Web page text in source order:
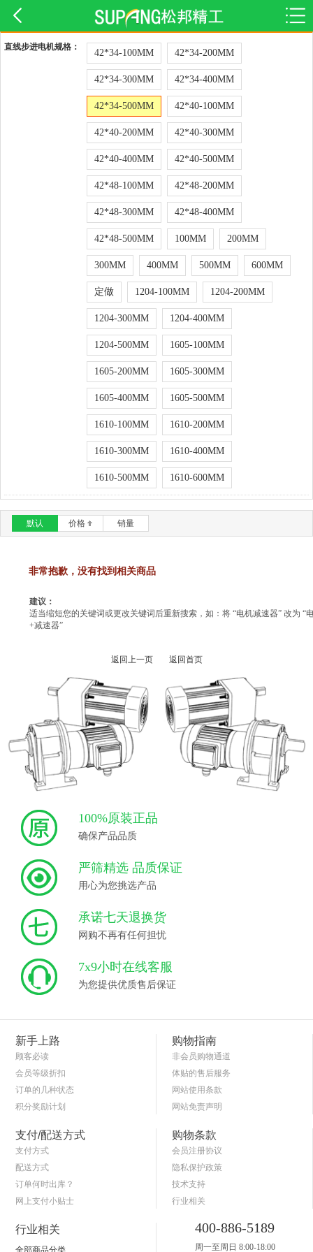
直线步进电机规格：
42*34-100MM 42*34-200MM
42*34-300MM 42*34-400MM
42*34-500MM 42*40-100MM
42*40-200MM 42*40-300MM
42*40-400MM 42*40-500MM
42*48-100MM 42*48-200MM
42*48-300MM 42*48-400MM
42*48-500MM 100MM 200MM
300MM 400MM 500MM 600MM
定做 1204-100MM 1204-200MM
1204-300MM 1204-400MM
1204-500MM 1605-100MM
1605-200MM 1605-300MM
1605-400MM 1605-500MM
1610-100MM 1610-200MM
1610-300MM 1610-400MM
1610-500MM 1610-600MM
默认 价格 销量
非常抱歉，没有找到相关商品
建议：
适当缩短您的关键词或更改关键词后重新搜索，如：将 “电机减速器” 改为 “
+减速器”
返回上一页 返回首页
100%原装正品
确保产品品质
严筛精选 品质保证
用心为您挑选产品
承诺七天退换货
网购不再有任何担忧
7x9小时在线客服
为您提供优质售后保证
新手上路
顾客必读
会员等级折扣
订单的几种状态
积分奖励计划
购物指南
非会员购物通道
体贴的售后服务
网站使用条款
网站免责声明
支付/配送方式
支付方式
配送方式
订单何时出库？
网上支付小贴士
购物条款
会员注册协议
隐私保护政策
技术支持
行业相关
行业相关
全部商品分类
400-886-5189
周一至周日 8:00-18:00